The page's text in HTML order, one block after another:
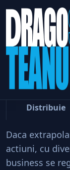
Home
Tara
Distribuie
Daca
actiuni, cu
business se